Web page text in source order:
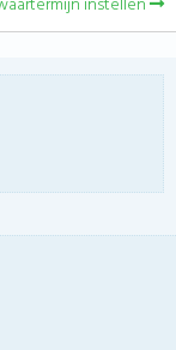
instellen